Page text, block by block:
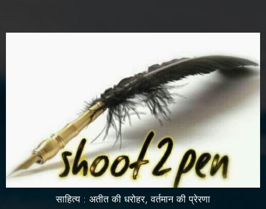
साहित्य : अतीत की धरोहर, वर्तमान की प्रेरणा